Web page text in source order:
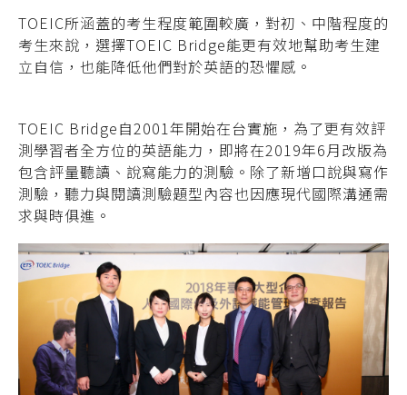
TOEIC所涵蓋的考生程度範圍較廣，對初、中階程度的
考生來說，選擇TOEIC Bridge能更有效地幫助考生建
立自信，也能降低他們對於英語的恐懼感。
TOEIC Bridge自2001年開始在台實施，為了更有效評
測學習者全方位的英語能力，即將在2019年6月改版為
包含評量聽讀、說寫能力的測驗。除了新增口說與寫作
測驗，聽力與閱讀測驗題型內容也因應現代國際溝通需
求與時俱進。